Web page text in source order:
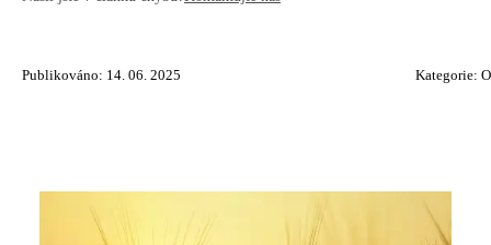
Publikováno: 14. 06. 2025 Kategorie: